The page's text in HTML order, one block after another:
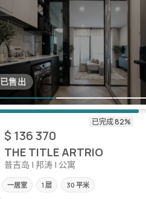
已售出
$ 136 370
THE TITLE ARTRIO
普吉岛 | 邦涛 | 公寓
一居室 1 层 30 平米